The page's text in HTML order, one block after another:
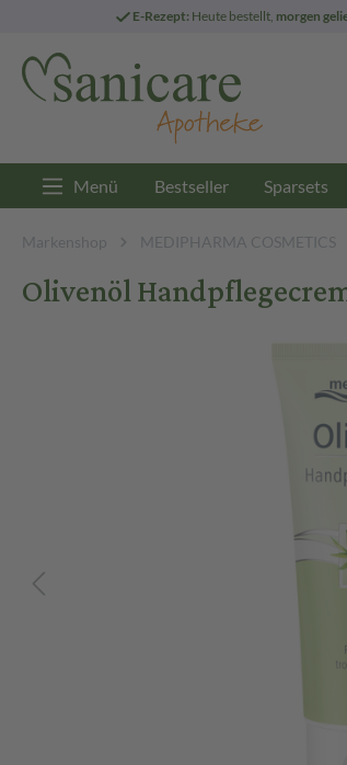
E-Rezept: Heute bestellt, morgen
Menü Bestseller Sparsets
Markenshop MEDIPHARMA COSMETICS
Olivenöl